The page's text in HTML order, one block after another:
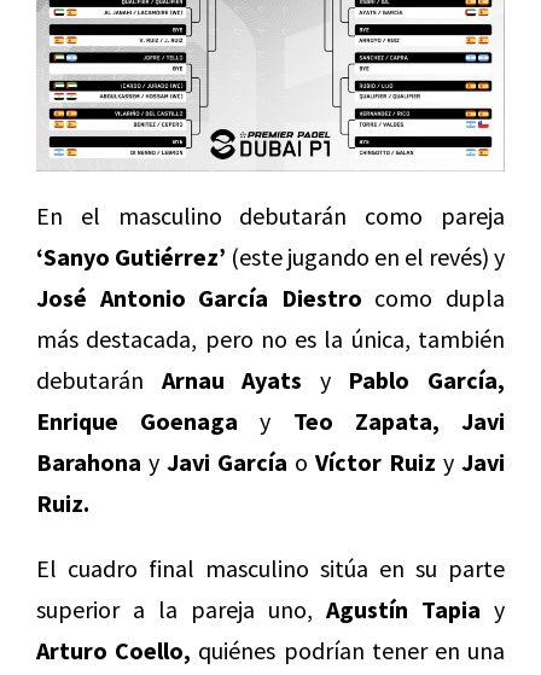
En el masculino debutarán como pareja
‘Sanyo Gutiérrez’ (este jugando en el revés) y
José Antonio García Diestro como dupla
más destacada, pero no es la única, también
debutarán Arnau Ayats y Pablo García,
Enrique Goenaga y Teo Zapata, Javi
Barahona y Javi García o Víctor Ruiz y Javi
Ruiz.
El cuadro final masculino sitúa en su parte
superior a la pareja uno, Agustín Tapia y
Arturo Coello, quiénes podrían tener en una